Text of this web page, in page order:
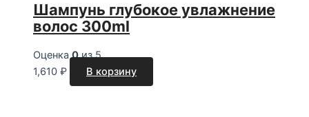
Шампунь глубокое увлажнение
волос 300ml
Оценка0из 5
1,610 ₽ В корзину